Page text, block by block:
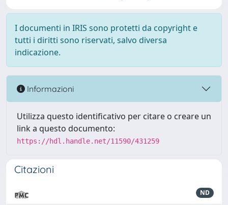
I documenti in IRIS sono protetti da copyright e
tutti i diritti sono riservati, salvo diversa
indicazione.
Informazioni
Utilizza questo identificativo per citare o creare un
link a questo documento:
https://hdl.handle.net/11590/431259
Citazioni
ND